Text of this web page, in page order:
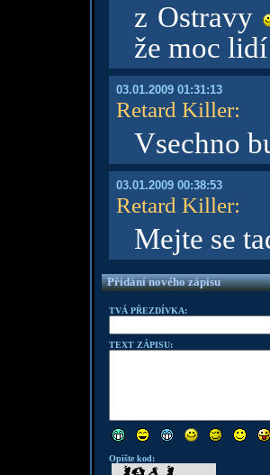
z Ostravy
že moc
03.01.2009 01:31:13
Retard Killer:
Vsechno
03.01.2009 00:38:53
Retard Killer:
Mejte se
Přidání nového zápisu
TVÁ PŘEZDÍVKA:
TEXT ZÁPISU:
Opište kod: